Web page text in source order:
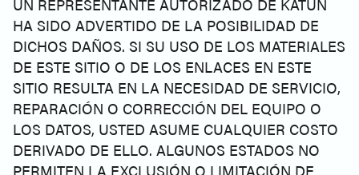
UN REPRESENTANTE AUTORIZADO DE KATUN
HA SIDO ADVERTIDO DE LA POSIBILIDAD DE
DICHOS DAÑOS. SI SU USO DE LOS MATERIALES
DE ESTE SITIO O DE LOS ENLACES EN ESTE
SITIO RESULTA EN LA NECESIDAD DE SERVICIO,
REPARACIÓN O CORRECCIÓN DEL EQUIPO O
LOS DATOS, USTED ASUME CUALQUIER COSTO
DERIVADO DE ELLO. ALGUNOS ESTADOS NO
PERMITEN LA EXCLUSIÓN O LIMITACIÓN DE